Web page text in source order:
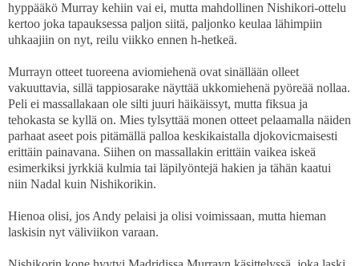
hyppääkö Murray kehiin vai ei, mutta mahdollinen Nishikori-ottelu
kertoo joka tapauksessa paljon siitä, paljonko keulaa lähimpiin
uhkaajiin on nyt, reilu viikko ennen h-hetkeä.
Murrayn otteet tuoreena aviomiehenä ovat sinällään olleet
vakuuttavia, sillä tappiosarake näyttää ukkomiehenä pyöreää nollaa.
Peli ei massallakaan ole silti juuri häikäissyt, mutta fiksua ja
tehokasta se kyllä on. Mies tylsyttää monen otteet pelaamalla näiden
parhaat aseet pois pitämällä palloa keskikaistalla djokovicmaisesti
erittäin painavana. Siihen on massallakin erittäin vaikea iskeä
esimerkiksi jyrkkiä kulmia tai läpilyöntejä hakien ja tähän kaatui
niin Nadal kuin Nishikorikin.
Hienoa olisi, jos Andy pelaisi ja olisi voimissaan, mutta hieman
laskisin nyt väliviikon varaan.